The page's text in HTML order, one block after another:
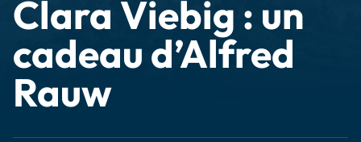
Clara Viebig : un
cadeau d’Alfred
Rauw